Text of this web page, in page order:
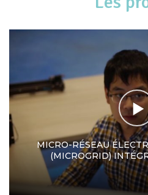
MICRO-RÉSEAU
(MICROGRID)